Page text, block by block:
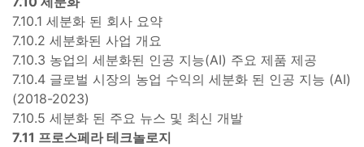
7.10.1 세분화 된 회사 요약
7.10.2 세분화된 사업 개요
7.10.3 농업의 세분화된 인공 지능(AI) 주요 제품 제공
7.10.4 글로벌 시장의 농업 수익의 세분화 된 인공 지능 (AI)
(2018-2023)
7.10.5 세분화 된 주요 뉴스 및 최신 개발
7.11 프로스페라 테크놀로지